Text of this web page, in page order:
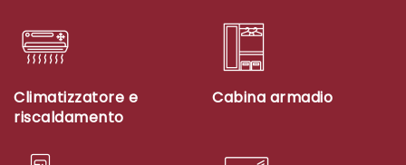
Climatizzatore e
riscaldamento
Cabina armadio